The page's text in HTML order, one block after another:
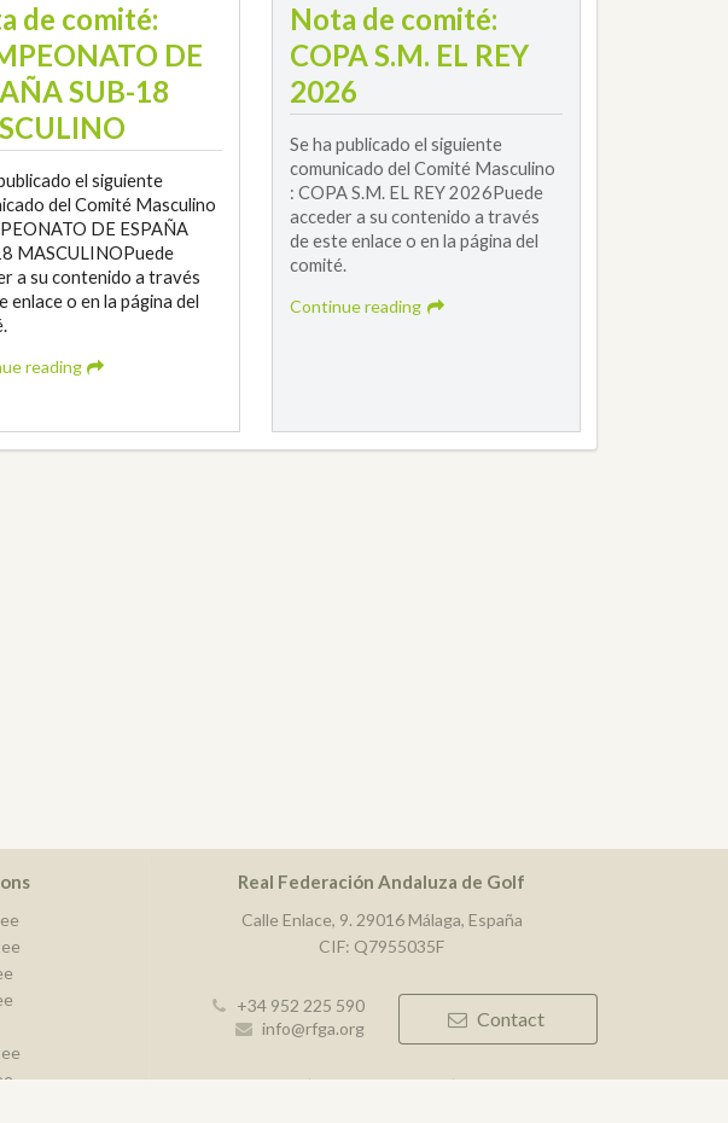
de comité:
DE
SUB-18
el siguiente
del Comité Masculino
DE ESPAÑA
MASCULINOPuede
a su contenido a través
enlace o en la página del
reading
Nota de comité:
COPA S.M. EL REY
2026
Se ha publicado el siguiente
comunicado del Comité Masculino
: COPA S.M. EL REY 2026Puede
acceder a su contenido a través
de este enlace o en la página del
comité.
Continue reading
Real Federación Andaluza de Golf
Calle Enlace, 9. 29016 Málaga, España
CIF: Q7955035F
+34 952 225 590
info@rfga.org
Contact